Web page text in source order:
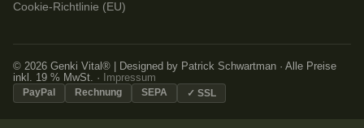
Cookie-Richtlinie (EU)
© 2026 Genki Vital® | Designed by Patrick Schwartman · Alle Preise
inkl. 19 % MwSt. ·
Impressum
PayPal Rechnung SEPA ✓ SSL